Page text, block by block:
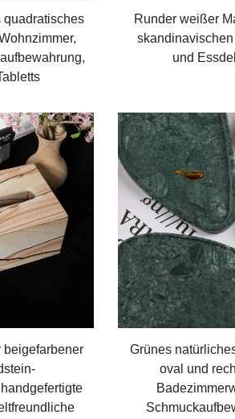
quadratisches
Runder weißer
und
beigefarbener
Grünes
oval und